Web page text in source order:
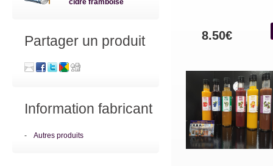
8.50€
cidre framboise
Partager un produit
Information fabricant
- Autres produits